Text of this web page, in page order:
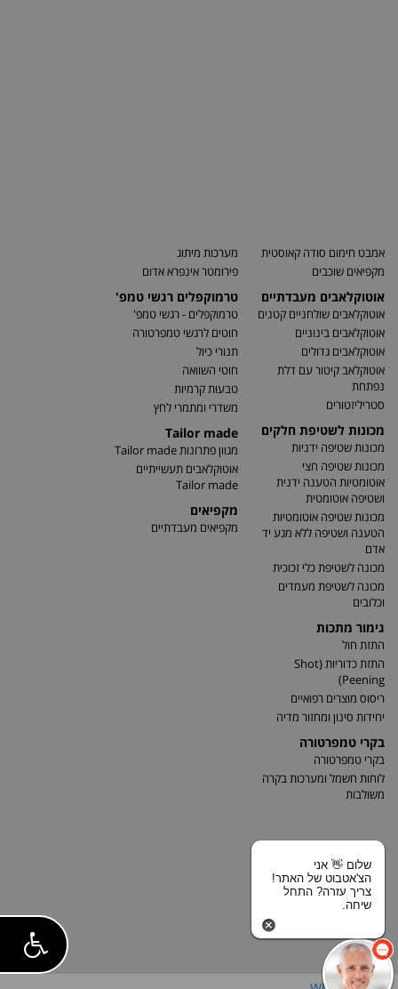
אמבט חימום סודה קאוסטית
מקפיאים שוכבים
אוטוקלאבים מעבדתיים
אוטוקלאבים שולחניים קטנים
אוטוקלאבים בינוניים
אוטוקלאבים גדולים
אוטוקלאב קיטור עם דלת
נפתחת
סטריליזטורים
מכונות לשטיפת חלקים
מכונות שטיפה ידניות
מכונות שטיפה חצי
אוטומטיות הטענה ידנית
ושטיפה אוטומטית
מכונות שטיפה אוטומטיות
הטענה ושטיפה ללא מגע יד
אדם
מכונה לשטיפת כלי זכוכית
מכונה לשטיפת מעמדים
וכלובים
גימור מתכות
התזת חול
התזת כדוריות (Shot
Peening)
ריסוס מוצרים רפואיים
יחידות סינון ומחזור מדיה
בקרי טמפרטורה
בקרי טמפרטורה
לוחות חשמל ומערכות בקרה
משולבות
מערכות מיתוג
פירומטר אינפרא אדום
טרמוקפלים רגשי טמפ'
טרמוקפלים - רגשי טמפ'
חוטים לרגשי טמפרטורה
תנורי כיול
חוטי השוואה
טבעות קרמיות
משדרי ומתמרי לחץ
Tailor made
מגוון פתרונות Tailor made
אוטוקלאבים תעשייתיים
Tailor made
מקפיאים
מקפיאים מעבדתיים
שלום 👋 אני
הצ'אטבוט של האתר!
צריך עזרה? התחל
שיחה.